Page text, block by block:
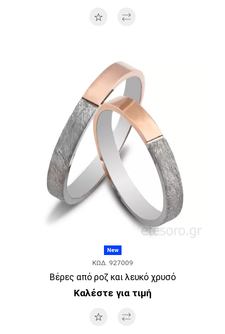
New
ΚΩΔ. 927009
Βέρες από ροζ και λευκό χρυσό
Καλέστε για τιμή